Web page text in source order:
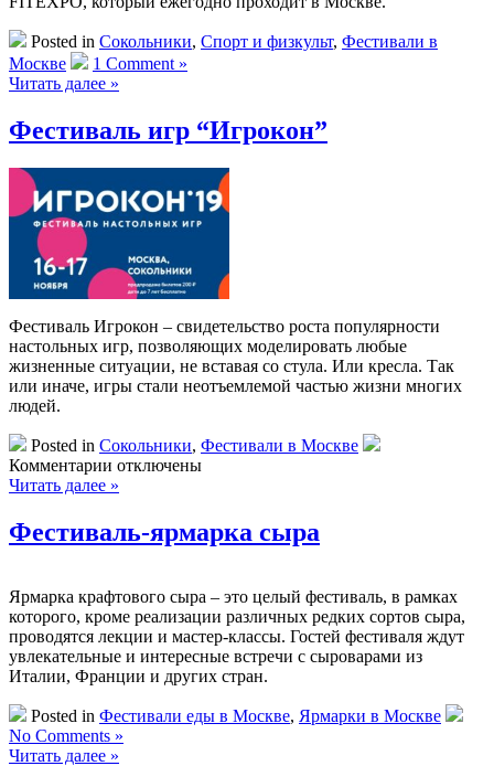
Posted in Сокольники, Спорт и физкульт, Фестивали в
Москве
1 Comment »
Читать далее »
Фестиваль игр “Игрокон”
Фестиваль Игрокон – свидетельство роста популярности
настольных игр, позволяющих моделировать любые
жизненные ситуации, не вставая со стула. Или кресла. Так
или иначе, игры стали неотъемлемой частью жизни многих
людей.
Posted in Сокольники, Фестивали в Москве
Комментарии к
записи
“Игрокон”
отключены
Читать далее »
Фестиваль-ярмарка сыра
Ярмарка крафтового сыра – это целый фестиваль, в рамках
которого, кроме реализации различных редких сортов сыра,
проводятся лекции и мастер-классы. Гостей фестиваля ждут
увлекательные и интересные встречи с сыроварами из
Италии, Франции и других стран.
Posted in Фестивали еды в Москве, Ярмарки в Москве
No Comments »
Читать далее »